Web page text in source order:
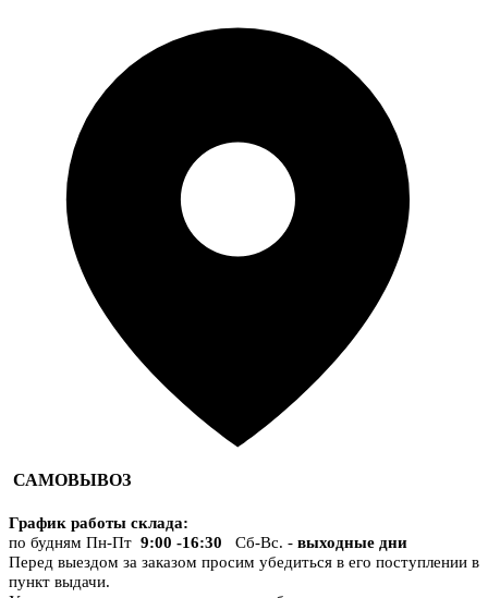
САМОВЫВОЗ
График работы склада:
по будням Пн-Пт 9:00 -16:30 Сб-Вс. - выходные дни
Перед выездом за заказом просим убедиться в его поступлении в
пункт выдачи.